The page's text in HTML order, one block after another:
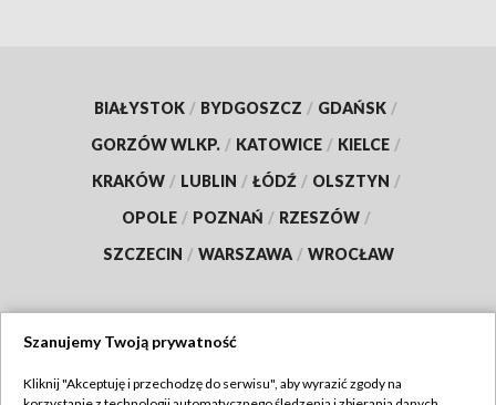
BIAŁYSTOK / BYDGOSZCZ / GDAŃSK /
GORZÓW WLKP. / KATOWICE / KIELCE /
KRAKÓW / LUBLIN / ŁÓDŹ / OLSZTYN /
OPOLE / POZNAŃ / RZESZÓW /
SZCZECIN / WARSZAWA / WROCŁAW
Szanujemy Twoją prywatność
Kliknij "Akceptuję i przechodzę do serwisu", aby wyrazić zgody na